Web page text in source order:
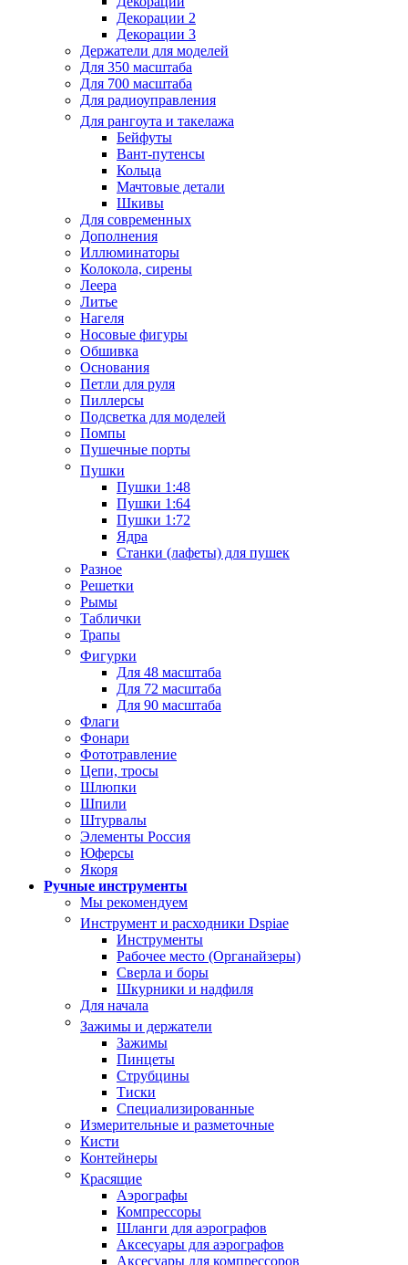
Декорации 2
Декорации 3
Держатели для моделей
Для 350 масштаба
Для 700 масштаба
Для радиоуправления
Для рангоута и такелажа
Бейфуты
Вант-путенсы
Кольца
Мачтовые детали
Шкивы
Для современных
Дополнения
Иллюминаторы
Колокола, сирены
Леера
Литье
Нагеля
Носовые фигуры
Обшивка
Основания
Петли для руля
Пиллерсы
Подсветка для моделей
Помпы
Пушечные порты
Пушки
Пушки 1:48
Пушки 1:64
Пушки 1:72
Ядра
Станки (лафеты) для пушек
Разное
Решетки
Рымы
Таблички
Трапы
Фигурки
Для 48 масштаба
Для 72 масштаба
Для 90 масштаба
Флаги
Фонари
Фототравление
Цепи, тросы
Шлюпки
Шпили
Штурвалы
Элементы Россия
Юферсы
Якоря
Ручные инструменты
Мы рекомендуем
Инструмент и расходники Dspiae
Инструменты
Рабочее место (Органайзеры)
Сверла и боры
Шкурники и надфиля
Для начала
Зажимы и держатели
Зажимы
Пинцеты
Струбцины
Тиски
Специализированные
Измерительные и разметочные
Кисти
Контейнеры
Красящие
Аэрографы
Компрессоры
Шланги для аэрографов
Аксесуары для аэрографов
Аксесуары для компрессоров